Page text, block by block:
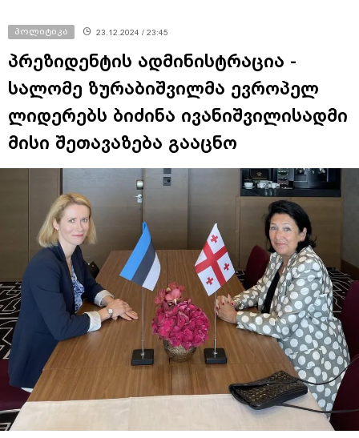
პოლიტიკა 23.12.2024 / 23:45
პრეზიდენტის ადმინისტრაცია -
სალომე ზურაბიშვილმა ევროპელ
ლიდერებს ბიძინა ივანიშვილისადმი
მისი შეთავაზება გააცნო